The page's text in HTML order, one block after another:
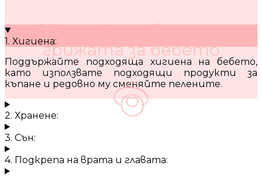
10 кратки съвета за
грижата за бебето
1. Хигиена:
Поддържайте подходяща хигиена на бебето,
като използвате подходящи продукти за
къпане и редовно му сменяйте пелените.
2. Хранене:
3. Сън:
4. Подкрепа на врата и главата: